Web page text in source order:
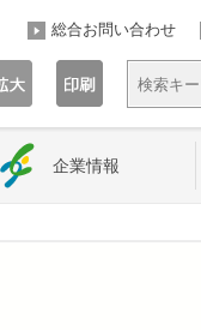
総合お問い合わせ
企業情報